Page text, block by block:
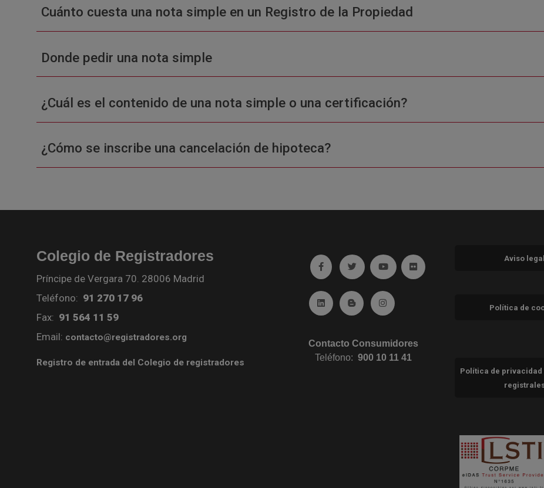
Cuánto cuesta una nota simple en un Registro de la Propiedad
Donde pedir una nota simple
¿Cuál es el contenido de una nota simple o una certificación?
¿Cómo se inscribe una cancelación de hipoteca?
Colegio de Registradores
Príncipe de Vergara 70. 28006 Madrid
Teléfono: 91 270 17 96
Fax: 91 564 11 59
Email: contacto@registradores.org
Registro de entrada del Colegio de registradores
Ir a facebook (abre en ventana nueva)
Ir a twitter (abre en ventana nueva)
Ir a YouTube (abre en ventana nueva)
Ir a Flickr (abre en ventana nueva)
Ir a Linkedin (abre en ventana nueva)
Ir al Blog (abre en ventana nueva)
Ir a Instagram (abre en ventana nueva)
Contacto Consumidores
Teléfono:900 10 11 41
Aviso legal
Política de
Política de